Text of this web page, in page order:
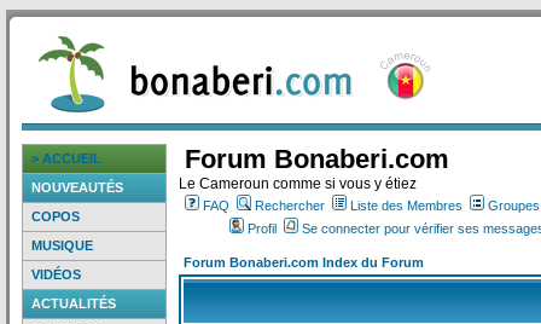
> ACCUEIL
NOUVEAUTÉS
COPOS
MUSIQUE
VIDÉOS
ACTUALITÉS
Forum Bonaberi.com
Le Cameroun comme si vous y étiez
FAQ Rechercher Liste des Membres
Profil
Se connecter pour vérifier ses
Forum Bonaberi.com Index du Forum